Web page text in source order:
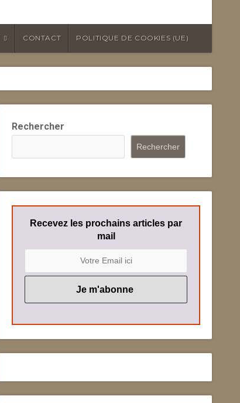
CONTACT POLITIQUE DE COOKIES (UE)
Rechercher
Rechercher
Recevez les prochains articles par
mail